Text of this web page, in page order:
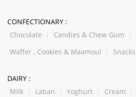
CONFECTIONARY :
Chocolate
Candies & Chew Gum
Waffer , Cookies & Maamoul
Snacks
DAIRY :
Milk
Laban Yoghurt Cream